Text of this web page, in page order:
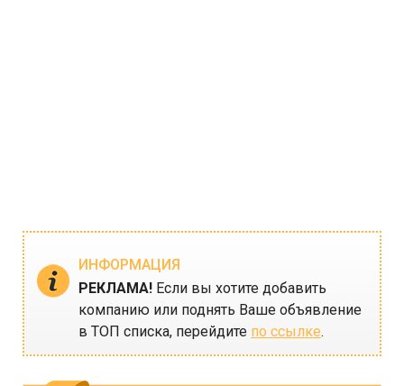
ИНФОРМАЦИЯ
РЕКЛАМА! Если вы хотите добавить
компанию или поднять Ваше объявление
в ТОП списка, перейдите по ссылке.